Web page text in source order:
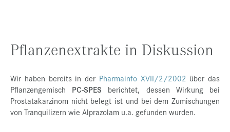
Pflanzenextrakte in Diskussion
Wir haben bereits in der Pharmainfo XVII/2/2002 über das
Pflanzengemisch PC-SPES berichtet, dessen Wirkung bei
Prostatakarzinom nicht belegt ist und bei dem Zumischungen
von Tranquilizern wie Alprazolam u.a. gefunden wurden.